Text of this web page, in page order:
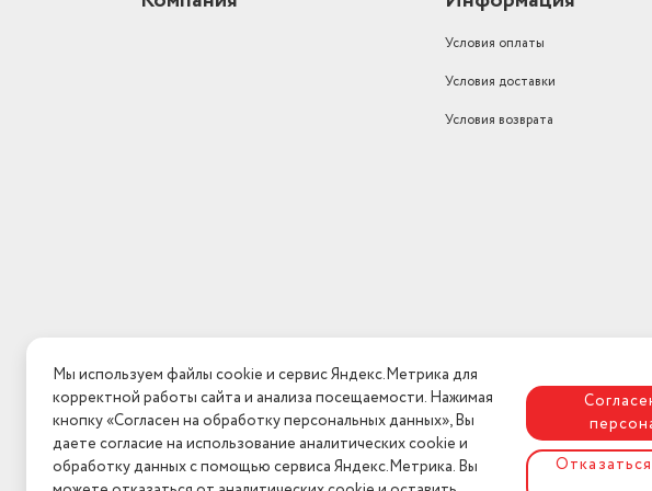
Вес без упаковки (кг)
Эмалированная сталь
Цвет товара
шоколадный
Количество конфорок
Материал рабочей поверхности
Эмалированная сталь
Класс
Число
Газ-
Режимы
Секция
Условия оплаты
Условия доставки
Условия возврата
Мы используем файлы cookie и сервис Яндекс.Метрика для
корректной работы сайта и анализа посещаемости. Нажимая
кнопку «Согласен на обработку персональных данных», Вы
даете согласие на использование аналитических cookie и
обработку данных с помощью сервиса Яндекс.Метрика. Вы